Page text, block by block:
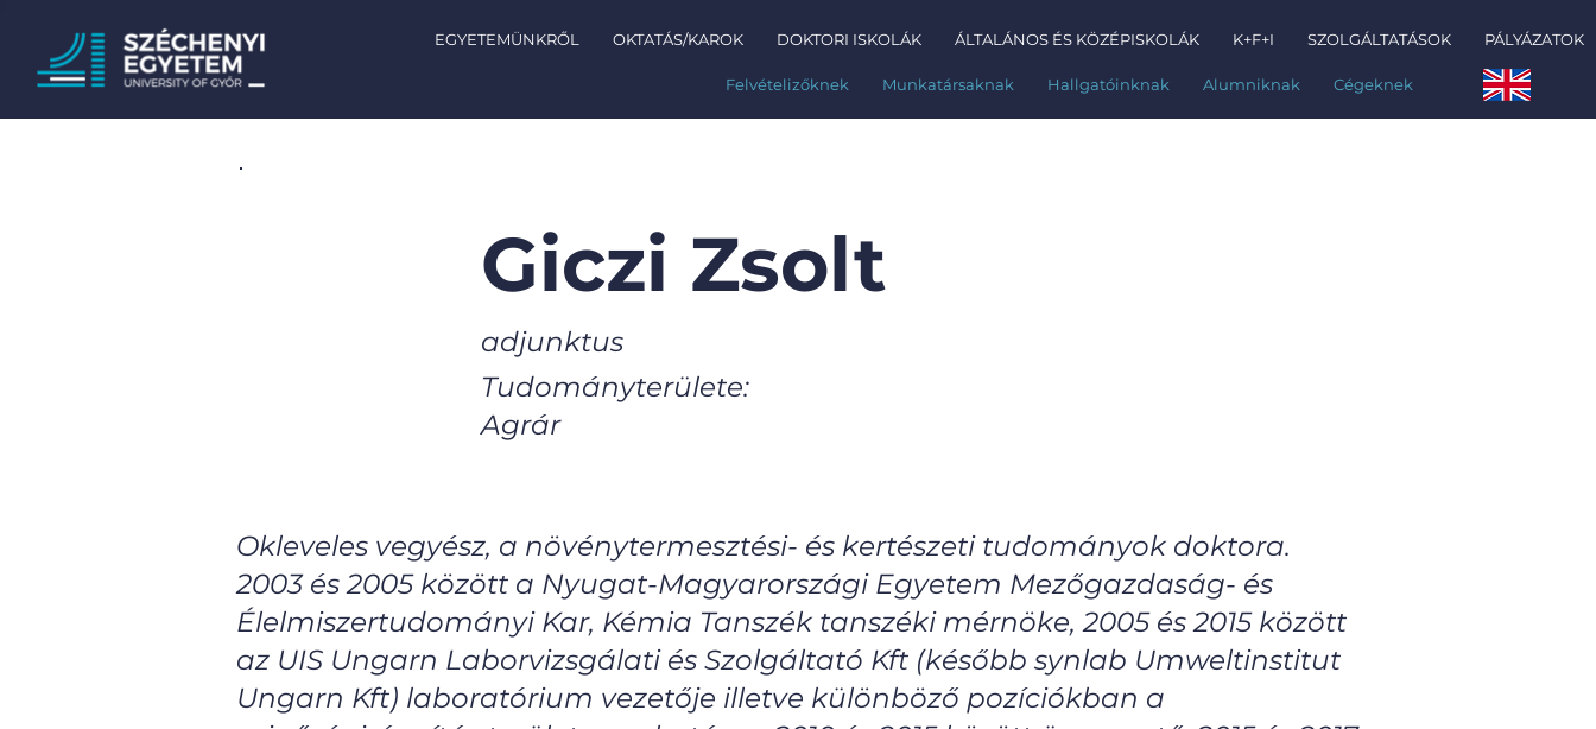
Felvételizőknek Munkatársaknak Hallgatóinknak Alumniknak Cégeknek
EGYETEMÜNKRŐL OKTATÁS/KAROK DOKTORI ISKOLÁK ÁLTALÁNOS ÉS KÖZÉPISKOLÁK K+F+I SZOLGÁLTATÁSOK PÁLYÁZATOK
Giczi Zsolt
adjunktus
Tudományterülete:
Agrár
Okleveles vegyész, a növénytermesztési- és kertészeti tudományok doktora.
2003 és 2005 között a Nyugat-Magyarországi Egyetem Mezőgazdaság- és
Élelmiszertudományi Kar, Kémia Tanszék tanszéki mérnöke, 2005 és 2015 között
az UIS Ungarn Laborvizsgálati és Szolgáltató Kft (később synlab Umweltinstitut
Ungarn Kft) laboratórium vezetője illetve különböző pozíciókban a